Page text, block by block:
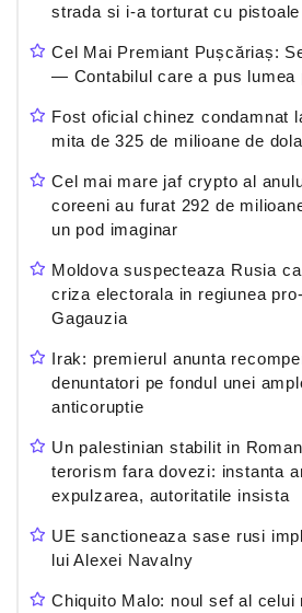
strada si i-a torturat cu
Cel Mai Premiant Pușcăriaș:
— Contabilul care a pus lumea
Fost oficial chinez condamnat
mita de 325 de milioane de
Cel mai mare jaf crypto al
coreeni au furat 292 de
un pod imaginar
Moldova suspecteaza Rusia
criza electorala in regiunea
Gagauzia
Irak: premierul anunta
denuntatori pe fondul unei
anticoruptie
Un palestinian stabilit in
terorism fara dovezi: instanta
expulzarea, autoritatile insista
UE sanctioneaza sase rusi
lui Alexei Navalny
Chiquito Malo: noul sef al celui